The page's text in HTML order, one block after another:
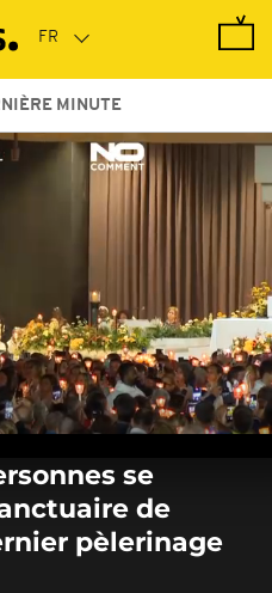
MINUTE
se
de
pèlerinage